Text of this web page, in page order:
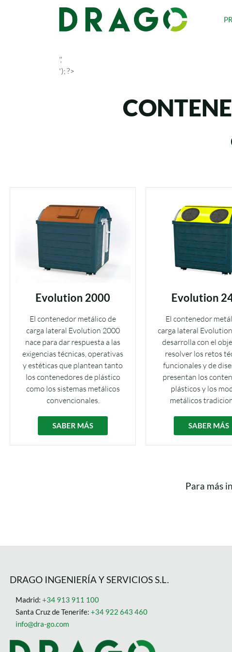
','
'); ?>
Evolution 2000
El contenedor metálico de
carga lateral Evolution 2000
nace para dar respuesta a las
exigencias técnicas, operativas
y estéticas que plantean tanto
los contenedores de plástico
como los sistemas metálicos
convencionales.
SABER MÁS
Evolution
El contenedor
carga lateral
desarrolla con el
resolver los retos
funcionales y de
presentan los
plásticos y los
metálicos
SABER MÁS
Para más
DRAGO INGENIERÍA Y SERVICIOS S.L.
Madrid: +34 913 911 100
Santa Cruz de Tenerife: +34 922 643 460
info@dra-go.com